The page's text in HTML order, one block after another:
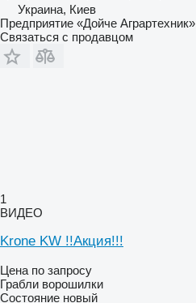
Украина, Киев
Предприятие «Дойче Аграртехник»
Связаться с продавцом
1
ВИДЕО
Krone KW !!Акция!!!
Цена по запросу
Грабли ворошилки
Состояние новый